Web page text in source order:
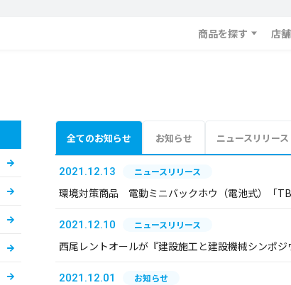
商品を探す 店
全てのお知らせ お知らせ ニュースリリース
2021.12.13 ニュースリリース
環境対策商品 電動ミニバックホウ（電池式）「
2021.12.10 ニュースリリース
西尾レントオールが『建設施工と建設機械シンポ
2021.12.01 お知らせ